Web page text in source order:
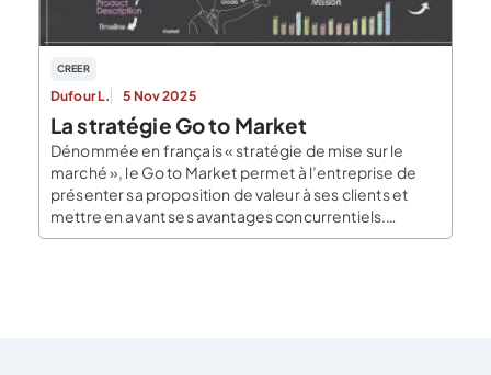
CREER
Dufour L. 5 Nov 2025
La stratégie Go to Market
Dénommée en français « stratégie de mise sur le
marché », le Go to Market permet à l’entreprise de
présenter sa proposition de valeur à ses clients et
mettre en avant ses avantages concurrentiels.
Toutefois, lancer un nouveau service ou produit sur un